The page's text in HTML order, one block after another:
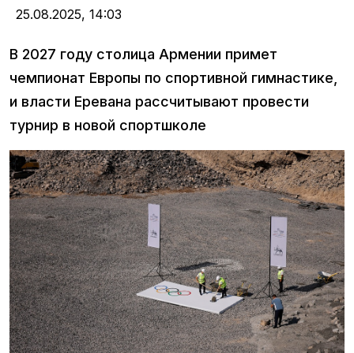
25.08.2025, 14:03
В 2027 году столица Армении примет
чемпионат Европы по спортивной гимнастике,
и власти Еревана рассчитывают провести
турнир в новой спортшколе